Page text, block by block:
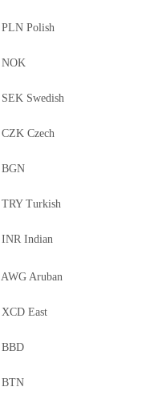
PLN Polish
NOK
SEK Swedish
CZK Czech
BGN
TRY Turkish
INR Indian
AWG Aruban
XCD East
BBD
BTN